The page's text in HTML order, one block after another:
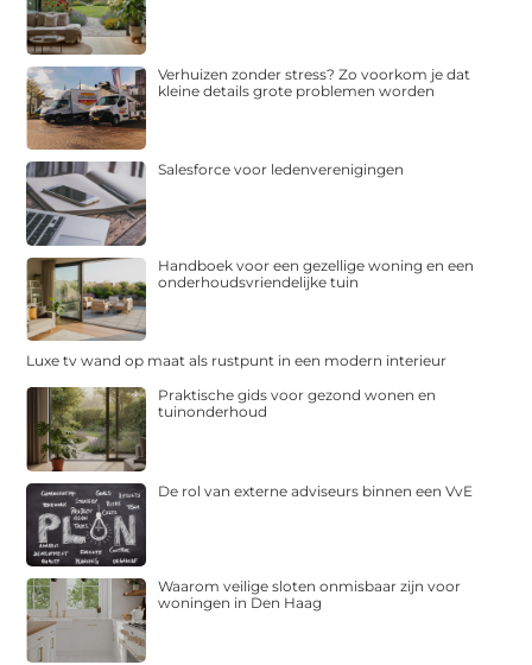
Verhuizen zonder stress? Zo voorkom je dat
kleine details grote problemen worden
Salesforce voor ledenverenigingen
Handboek voor een gezellige woning en een
onderhoudsvriendelijke tuin
Luxe tv wand op maat als rustpunt in een modern interieur
Praktische gids voor gezond wonen en
tuinonderhoud
De rol van externe adviseurs binnen een VvE
Waarom veilige sloten onmisbaar zijn voor
woningen in Den Haag